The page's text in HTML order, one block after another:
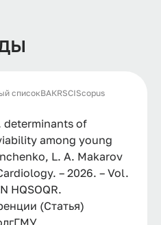
списокВАКRSCIScopus
determinants of
among young
L. A. Makarov
– 2026. – Vol.
HQSOQR.
(Статья)